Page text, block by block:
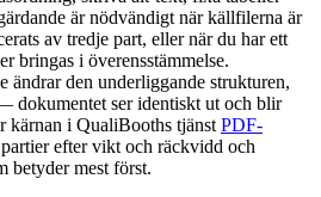
är nödvändigt när källfilerna är
av tredje part, eller när du har ett
bringas i överensstämmelse.
ändrar den underliggande strukturen,
dokumentet ser identiskt ut och blir
kärnan i QualiBooths tjänst PDF-
efter vikt och räckvidd och
betyder mest först.